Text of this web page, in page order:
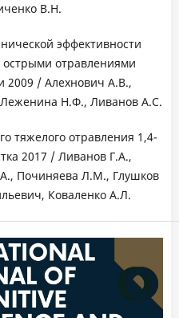
В.Н.
эффективности
острыми отравлениями
2009 / Алехнович А.В.,
Н.Ф., Ливанов А.С.
тяжелого отравления 1,4-
2017 / Ливанов Г.А.,
Починяева Л.М., Глушков
Коваленко А.Л.